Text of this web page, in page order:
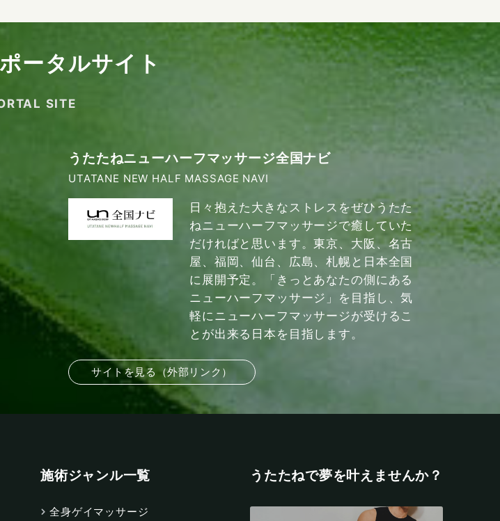
ータルサイト
SITE
うたたねニューハーフマッサージ全国ナビ
UTATANE NEW HALF MASSAGE NAVI
日々抱えた大きなストレスをぜひうたた
ねニューハーフマッサージで癒していた
だければと思います。東京、大阪、名古
屋、福岡、仙台、広島、札幌と日本全国
に展開予定。「きっとあなたの側にある
ニューハーフマッサージ」を目指し、気
軽にニューハーフマッサージが受けるこ
とが出来る日本を目指します。
サイトを見る（外部リンク）
施術ジャンル一覧
全身ゲイマッサージ
うたたねで夢を叶えませんか？